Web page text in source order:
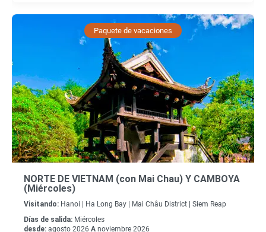
Paquete de vacaciones
NORTE DE VIETNAM (con Mai Chau) Y CAMBOYA
(Miércoles)
Visitando: Hanoi | Ha Long Bay | Mai Châu District | Siem Reap
Días de salida: Miércoles
desde: agosto 2026 A noviembre 2026